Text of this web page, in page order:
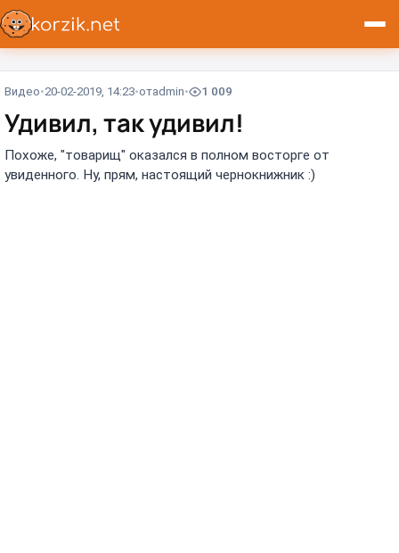
Видео 20-02-2019, 14:23 отadmin 1 009
Удивил, так удивил!
Похоже, "товарищ" оказался в полном восторге от
увиденного. Ну, прям, настоящий чернокнижник :)